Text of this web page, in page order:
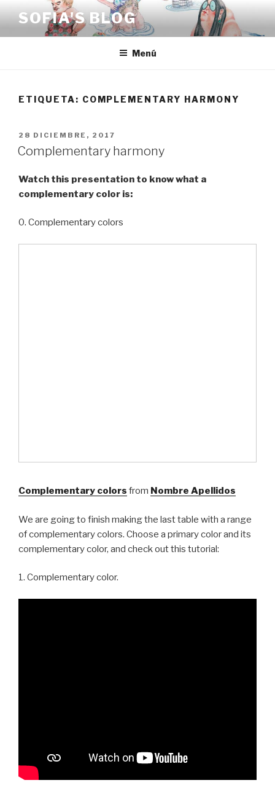
contenido
SOFIA'S BLOG
Menú
ETIQUETA: COMPLEMENTARY HARMONY
PUBLICADO
EL
28 DICIEMBRE, 2017
Complementary harmony
Watch this presentation to know what a
complementary color is:
0. Complementary colors
Complementary colors from Nombre Apellidos
We are going to finish making the last table with a range
of complementary colors. Choose a primary color and its
complementary color, and check out this tutorial:
1. Complementary color.